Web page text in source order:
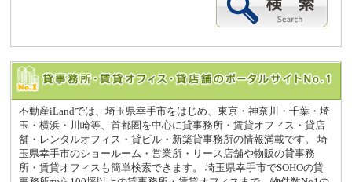
不動産iLandでは、埼玉県幸手市をはじめ、東京・神奈川・千葉・埼
玉・横浜・川崎等、首都圏を中心に貸事務所・賃貸オフィス・貸店
舗・レンタルオフィス・貸ビル・新築貸事務所の情報満載です。 埼
玉県幸手市のショールーム・営業所・リース店舗や物販の貸事務
所・賃貸オフィスも簡単検索できます。 埼玉県幸手市でSOHOの貸